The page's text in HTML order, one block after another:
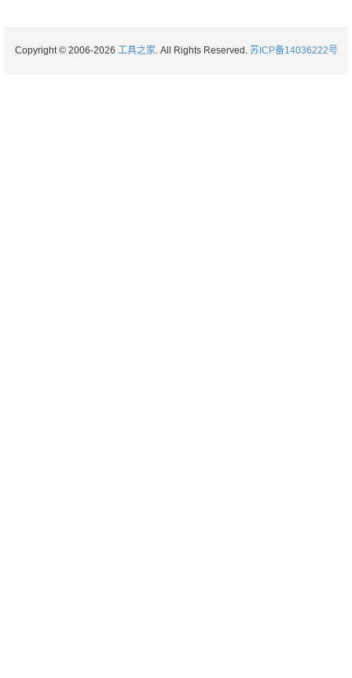
Copyright © 2006-2026 工具之家. All Rights Reserved. 苏ICP备14036222号